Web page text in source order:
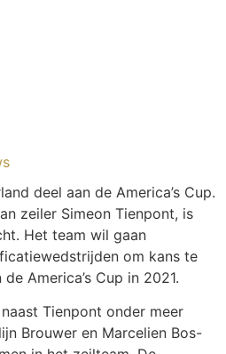
deel aan de America’s Cup.
zeiler Simeon Tienpont, is
Het team wil gaan
om kans te
America’s Cup in 2021.
Tienpont onder meer
Brouwer en Marcelien Bos-